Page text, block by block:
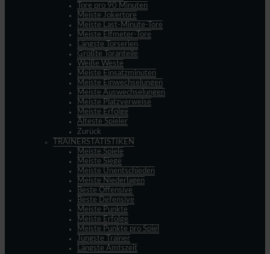
Tore pro 90 Minuten
Meiste Jokertore
Meiste Last-Minute-Tore
Meiste Elfmeter-Tore
Längste Torserien
Größte Toranteile
Weiße Weste
Meiste Einsatzminuten
Meiste Einwechselungen
Meiste Auswechselungen
Meiste Platzverweise
Meiste Erfolge
Älteste Spieler
Zurück
TRAINERSTATISTIKEN
Meiste Spiele
Meiste Siege
Meiste Unentschieden
Meiste Niederlagen
Beste Offensive
Beste Defensive
Meiste Punkte
Meiste Erfolge
Meiste Punkte pro Spiel
Jüngste Trainer
Längste Amtszeit